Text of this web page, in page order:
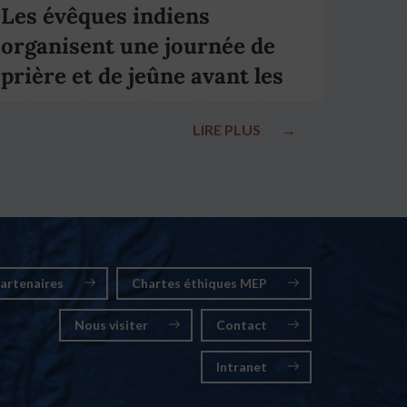
Les évêques indiens
organisent une journée de
prière et de jeûne avant les
LIRE PLUS →
Chartes éthiques MEP
Nous visiter Contact
Intranet